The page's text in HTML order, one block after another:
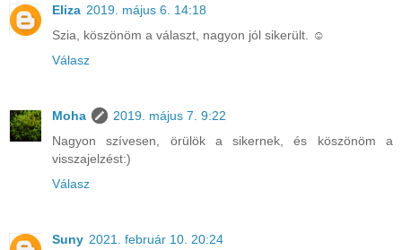
Eliza 2019. május 6. 14:18
Szia, köszönöm a választ, nagyon jól sikerült. ☺️
Válasz
Moha
2019. május 7. 9:22
Nagyon szívesen, örülök a sikernek, és köszönöm a
visszajelzést:)
Válasz
Suny 2021. február 10. 20:24